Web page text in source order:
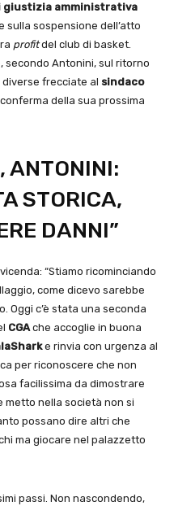
giustizia amministrativa
sulla sospensione dell’atto
profitdel club di basket.
secondo Antonini, sul ritorno
frecciate al sindaco
della sua prossima
ANTONINI:
STORICA,
DANNI”
“Stiamo ricominciando
come dicevo sarebbe
Oggi c’è stata una seconda
CGAche accoglie in buona
e rinvia con urgenza al
per riconoscere che non
facilissima da dimostrare
metto nella società non si
possano dire altri che
ma giocare nel palazzetto
passi. Non nascondendo,